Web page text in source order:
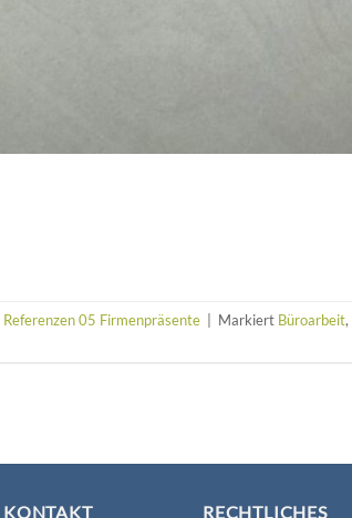
Referenzen 05 Firmenpräsente Markiert Büroarbeit,
KONTAKT RECHTLICHES